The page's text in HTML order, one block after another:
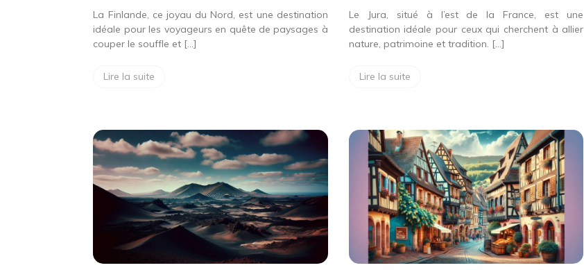
La Finlande, ce joyau du Nord, est une destination
idéale pour les voyageurs en quête de paysages à
couper le souffle et […]
Lire la suite
Le Jura, situé à l’est de la France, est une
destination idéale pour ceux qui cherchent à allier
nature, patrimoine et tradition. […]
Lire la suite